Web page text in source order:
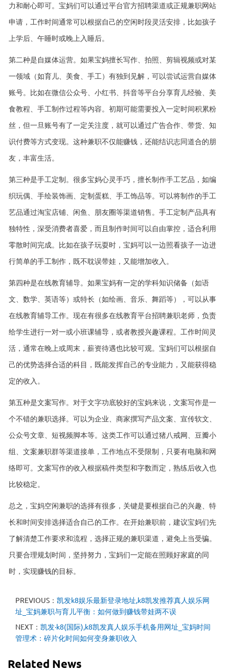
力和耐心即可。宝妈们可以通过平台官方招聘渠道或正规兼职网站
申请，工作时间通常可以根据自己的空闲时段灵活安排，比如孩子
上学后、午睡时或晚上入睡后。
第二种是自媒体运营。如果宝妈擅长写作、拍照、剪辑视频或对某
一领域（如育儿、美食、手工）有独到见解，可以尝试运营自媒体
账号。比如在微信公众号、小红书、抖音等平台分享育儿经验、美
食教程、手工制作过程等内容。初期可能需要投入一定时间积累粉
丝，但一旦账号有了一定关注度，就可以通过广告合作、带货、知
识付费等方式变现。这种兼职不仅能赚钱，还能结识志同道合的朋
友，丰富生活。
第三种是手工定制。很多宝妈心灵手巧，擅长制作手工艺品，如编
织玩偶、手绘装饰画、定制蛋糕、手工饰品等。可以将制作的手工
艺品通过淘宝店铺、闲鱼、朋友圈等渠道销售。手工定制产品具有
独特性，深受消费者喜爱，而且制作时间可以自由掌控，适合利用
零散时间完成。比如在孩子玩耍时，宝妈可以一边照看孩子一边进
行简单的手工制作，既不耽误带娃，又能增加收入。
第四种是在线教育辅导。如果宝妈有一定的学科知识储备（如语
文、数学、英语等）或特长（如绘画、音乐、舞蹈等），可以从事
在线教育辅导工作。现在有很多在线教育平台招聘兼职老师，负责
给学生进行一对一或小班课辅导，或者教授兴趣课程。工作时间灵
活，通常在晚上或周末，薪资待遇也比较可观。宝妈们可以根据自
己的优势选择合适的科目，既能发挥自己的专业能力，又能获得稳
定的收入。
第五种是文案写作。对于文字功底较好的宝妈来说，文案写作是一
个不错的兼职选择。可以为企业、商家撰写产品文案、宣传软文、
公众号文章、短视频脚本等。这类工作可以通过猪八戒网、豆瓣小
组、文案兼职群等渠道接单，工作地点不受限制，只要有电脑和网
络即可。文案写作的收入根据稿件类型和字数而定，熟练后收入也
比较稳定。
总之，宝妈空闲兼职的选择有很多，关键是要根据自己的兴趣、特
长和时间安排选择适合自己的工作。在开始兼职前，建议宝妈们先
了解清楚工作要求和流程，选择正规的兼职渠道，避免上当受骗。
只要合理规划时间，坚持努力，宝妈们一定能在照顾好家庭的同
时，实现赚钱的目标。
PREVIOUS： 凯发k8娱乐最新登录地址,k8凯发推荐真人娱乐网
址_宝妈兼职与育儿平衡：如何做到赚钱带娃两不误
NEXT： 凯发·k8(国际),k8凯发真人娱乐手机备用网址_宝妈时间
管理术：碎片化时间如何变身兼职收入
Related News